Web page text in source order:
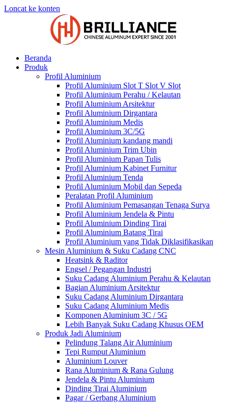
Loncat ke konten
Beranda
Produk
Profil Aluminium
Profil Aluminium Slot T Slot V Slot
Profil Aluminium Perahu / Kelautan
Profil Aluminium Arsitektur
Profil Aluminium Dirgantara
Profil Aluminium Medis
Profil Aluminium 3C/5G
Profil Aluminium kandang mandi
Profil Aluminium Trim Ubin
Profil Aluminium Papan Tulis
Profil Aluminium Kabinet Furnitur
Profil Aluminium Tenda
Profil Aluminium Mobil dan Sepeda
Peralatan Profil Aluminium
Profil Aluminium Pemasangan Tenaga Surya
Profil Aluminium Jendela & Pintu
Profil Aluminium Dinding Tirai
Profil Aluminium Batang Tirai
Profil Aluminium yang Tidak Diklasifikasikan
Mesin Aluminium & Suku Cadang CNC
Heatsink & Raditor
Engsel / Pegangan Industri
Suku Cadang Aluminium Perahu & Kelautan
Bagian Aluminium Arsitektur
Suku Cadang Aluminium Dirgantara
Suku Cadang Aluminium Medis
Komponen Aluminium 3C / 5G
Lebih Banyak Suku Cadang Khusus OEM
Produk Jadi Aluminium
Pelindung Talang Air Aluminium
Tepi Rumput Aluminium
Aluminium Louver
Rana Aluminium & Rana Gulung
Jendela & Pintu Aluminium
Dinding Tirai Aluminium
Pagar / Gerbang Aluminium